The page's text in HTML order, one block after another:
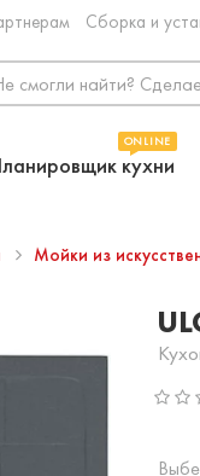
Сборка и
ONLINE
кухни
Мойки из